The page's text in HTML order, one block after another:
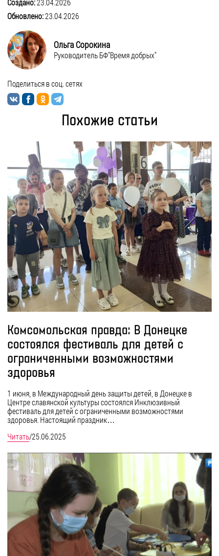
Обновлено:23.04.2026
Ольга Сорокина
Руководитель БФ"Время добрых"
Поделиться в соц. сетях
Похожие статьи
Комсомольская правда: В Донецке
состоялся фестиваль для детей с
ограниченными возможностями
здоровья
1 июня, в Международный день защиты детей, в Донецке в
Центре славянской культуры состоялся Инклюзивный
фестиваль для детей с ограниченными возможностями
здоровья. Настоящий праздник…
Читать/25.06.2025